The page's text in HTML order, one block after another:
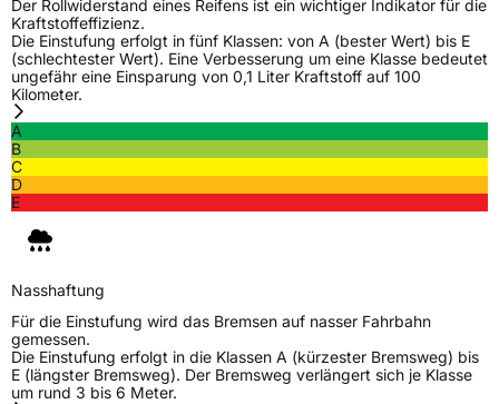
FahrzeugartPKW & SUV
Weitere Eigenschaften
SchlauchtypTL
ZustandNeureifen
Nasshaftung C
Der Rollwiderstand eines Reifens ist ein wichtiger Indikator für die
Kraftstoffeffizienz.
Die Einstufung erfolgt in fünf Klassen: von A (bester Wert) bis E
(schlechtester Wert). Eine Verbesserung um eine Klasse bedeutet
ungefähr eine Einsparung von 0,1 Liter Kraftstoff auf 100
Kilometer.
A
B
C
D
E
Nasshaftung
Für die Einstufung wird das Bremsen auf nasser Fahrbahn
gemessen.
Die Einstufung erfolgt in die Klassen A (kürzester Bremsweg) bis
E (längster Bremsweg). Der Bremsweg verlängert sich je Klasse
um rund 3 bis 6 Meter.